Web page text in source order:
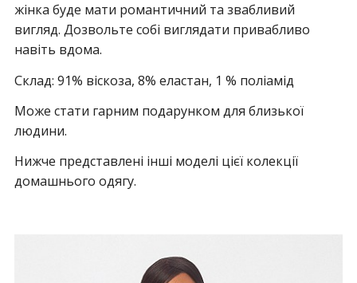
жінка буде мати романтичний та звабливий
вигляд. Дозвольте собі виглядати привабливо
навіть вдома.
Склад: 91% віскоза, 8% еластан, 1 % поліамід
Може стати гарним подарунком для близької
людини.
Нижче представлені інші моделі цієї колекції
домашнього одягу.